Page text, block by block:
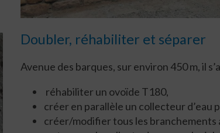
Doubler, réhabiliter et séparer
Avenue des barques, sur environ 450 m, il
réhabiliter un ovoïde T180,
créer en parallèle un collecteur d’eau
créer/modifier tous les